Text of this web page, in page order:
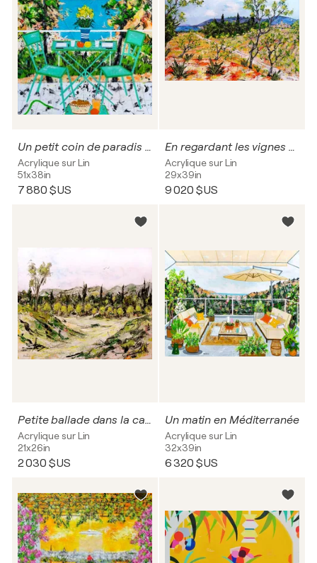
Un petit coin de paradis sur la mer
Acrylique sur Lin
51x38in
7 880 $US
En regardant les vignes du haut de la colline.
Acrylique sur Lin
29x39in
9 020 $US
Petite ballade dans la campagne
Acrylique sur Lin
21x26in
2 030 $US
Un matin en Méditerranée
Acrylique sur Lin
32x39in
6 320 $US